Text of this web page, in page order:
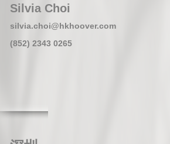
Silvia Choi
silvia.choi@hkhoover.com
(852) 2343 0265